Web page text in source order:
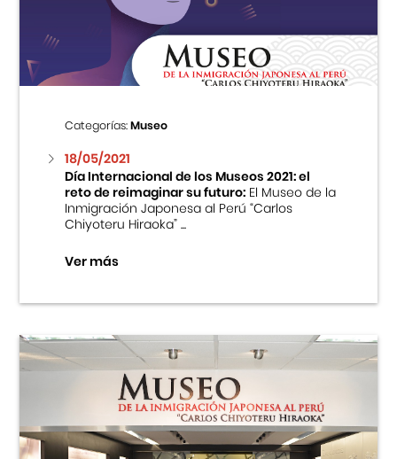
Centro Cultural Peruano Japonés
Cursos
Museo de la Inmigración Japonesa
Fondo Editorial
Teatro Peruano Japonés
Categorías:Museo
18/05/2021
Día Internacional de los Museos 2021: el
reto de reimaginar su futuro:El Museo de la
Inmigración Japonesa al Perú “Carlos
Chiyoteru Hiraoka” ...
Ver más